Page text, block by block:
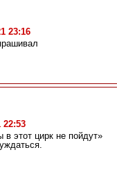
23:16
22:53
в этот цирк не пойдут»